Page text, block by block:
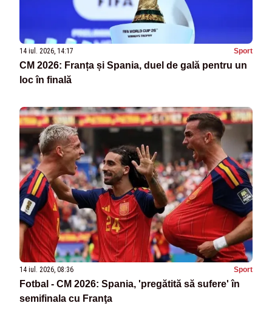
14 iul. 2026, 14:17 Sport
CM 2026: Franța și Spania, duel de gală pentru un
loc în finală
14 iul. 2026, 08:36 Sport
Fotbal - CM 2026: Spania, 'pregătită să sufere' în
semifinala cu Franţa